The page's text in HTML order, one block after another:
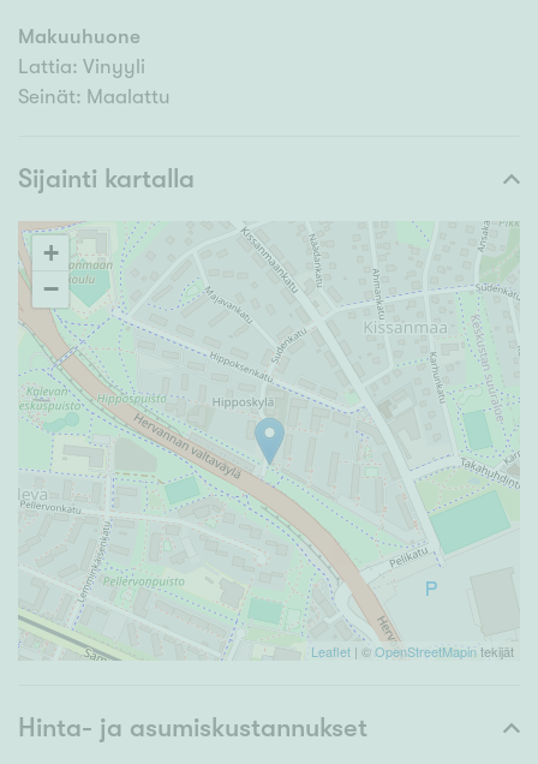
Makuuhuone
Lattia: Vinyyli
Seinät: Maalattu
Sijainti kartalla
+
−
Leaflet | ©OpenStreetMapintekijät
Hinta- ja asumiskustannukset